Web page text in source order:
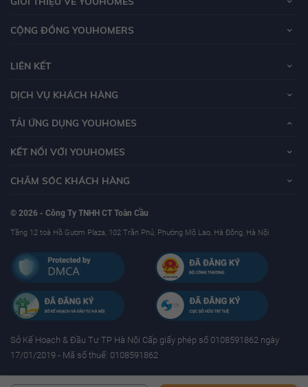
CỘNG ĐỒNG YOUHOMERS
LIÊN KẾT
DỊCH VỤ KHÁCH HÀNG
TẢI ỨNG DỤNG YOUHOMES
KẾT NỐI VỚI YOUHOMES
CHĂM SÓC KHÁCH HÀNG
© 2026 - Công Ty TNHH CT Toàn Cầu
Tầng 12 toà Hồ Gươm Plaza, 102 Trần Phú, Phường Mộ Lao, Hà Đông, Hà Nội
Sở Kế Hoạch & Ðầu Tư TP Hà Nội Cấp giấy phép số 0108591862 ngày
17/01/2019 - Mã số thuế: 0108591862